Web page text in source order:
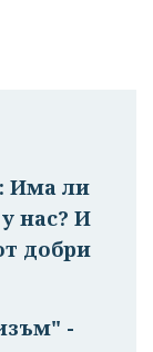
Има ли
нас? И
добри
-